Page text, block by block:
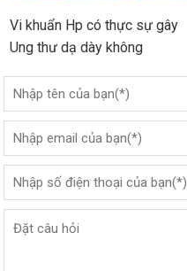
Vi khuẩn Hp có thực sự gây
Ung thư dạ dày không